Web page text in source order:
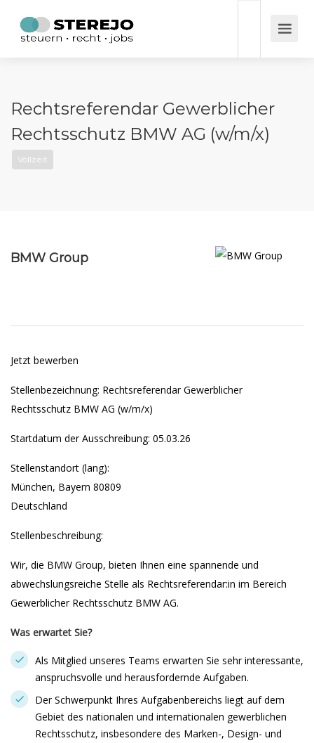
Rechtsreferendar Gewerblicher
Rechtsschutz BMW AG (w/m/x)
Vollzeit
BMW Group
Jetzt bewerben
Stellenbezeichnung: Rechtsreferendar Gewerblicher
Rechtsschutz BMW AG (w/m/x)
Startdatum der Ausschreibung: 05.03.26
Stellenstandort (lang):
München, Bayern 80809
Deutschland
Stellenbeschreibung:
Wir, die BMW Group, bieten Ihnen eine spannende und
abwechslungsreiche Stelle als Rechtsreferendar:in im Bereich
Gewerblicher Rechtsschutz BMW AG.
Was erwartet Sie?
Als Mitglied unseres Teams erwarten Sie sehr interessante,
anspruchsvolle und herausfordernde Aufgaben.
Der Schwerpunkt Ihres Aufgabenbereichs liegt auf dem
Gebiet des nationalen und internationalen gewerblichen
Rechtsschutz, insbesondere des Marken-, Design- und